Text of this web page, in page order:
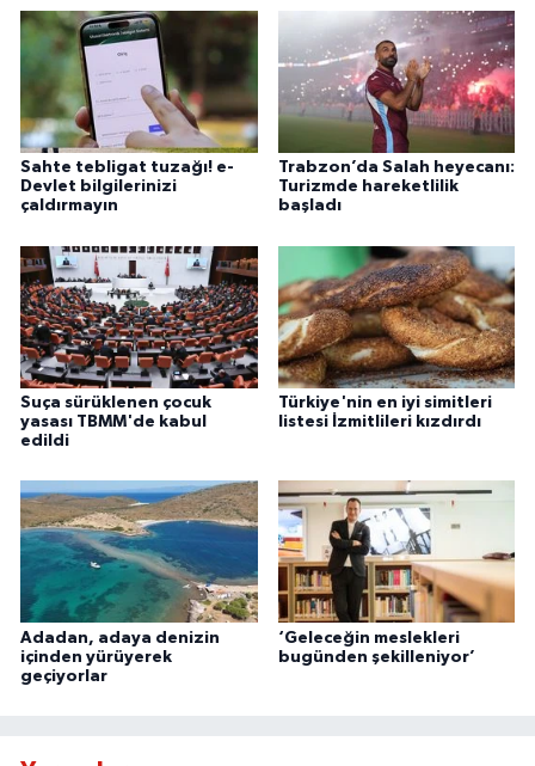
Sahte tebligat tuzağı! e-
Devlet bilgilerinizi
çaldırmayın
Trabzon’da Salah heyecanı:
Turizmde hareketlilik
başladı
Suça sürüklenen çocuk
yasası TBMM'de kabul
edildi
Türkiye'nin en iyi simitleri
listesi İzmitlileri kızdırdı
Adadan, adaya denizin
içinden yürüyerek
geçiyorlar
‘Geleceğin meslekleri
bugünden şekilleniyor’